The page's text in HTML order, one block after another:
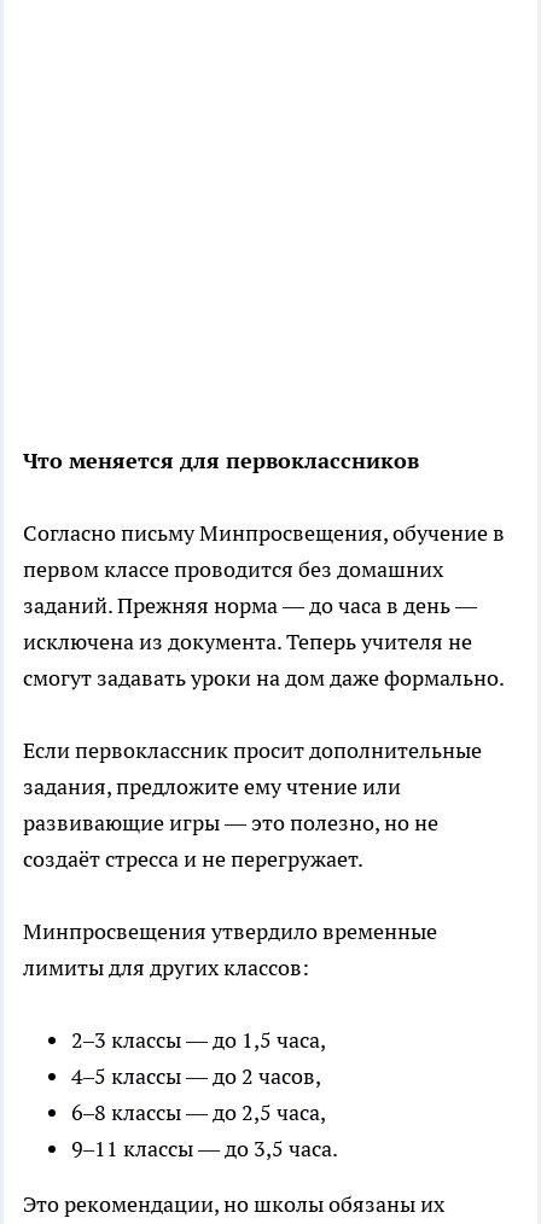
Что меняется для первоклассников
Согласно письму Минпросвещения, обучение в
первом классе проводится без домашних
заданий. Прежняя норма — до часа в день —
исключена из документа. Теперь учителя не
смогут задавать уроки на дом даже формально.
Если первоклассник просит дополнительные
задания, предложите ему чтение или
развивающие игры — это полезно, но не
создаёт стресса и не перегружает.
Минпросвещения утвердило временные
лимиты для других классов:
2–3 классы — до 1,5 часа,
4–5 классы — до 2 часов,
6–8 классы — до 2,5 часа,
9–11 классы — до 3,5 часа.
Это рекомендации, но школы обязаны их